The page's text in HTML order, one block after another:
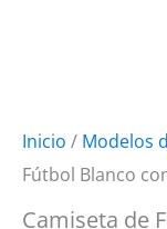
Inicio / Modelos
Fútbol Blanco
Camiseta de